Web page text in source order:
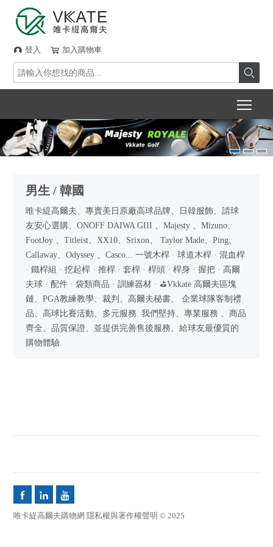
 登入  加入購物車

男生 / 韓國
唯卡緹高爾夫、專賣美日原廠高球品牌、日韓服飾、請球
友安心選購、ONOFF DAIWA GIII 、Majesty 、Mizuno、
FootJoy 、Titleist、XX10、Srixon、 Taylor Made、Ping、
Callaway、Odyssey 、Casco... 一號木桿 · 球道木桿 · 混血桿
· 鐵桿組 · 挖起桿 · 推桿 · 套桿 · 桿頭 · 桿身 · 握把 · 高爾
夫球 · 配件 · 袋類商品 · 訓練器材 · ⛳Vkkate 高爾夫區塊
鏈、PGA教練教學、裁判、高爾夫秘書、 企業球隊客制禮
品、高球比賽活動、多元服務. 我們堅持、專業服務 、商品
齊全、品質保證、並提供完善售後服務、給球友最優質的
購物體驗.
  
唯卡緹高爾夫購物網 隱私權與著作權聲明 © 2025